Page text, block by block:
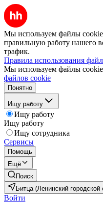
Мы используем файлы
правильную работу нашего
трафик.
Правила использования
Мы используем файлы
файлов cookie
Понятно
Ищу работу
Ищу работу
Ищу работу
Ищу сотрудника
Сервисы
Помощь
Ещё
Поиск
Битца (Ленинский городской
Войти